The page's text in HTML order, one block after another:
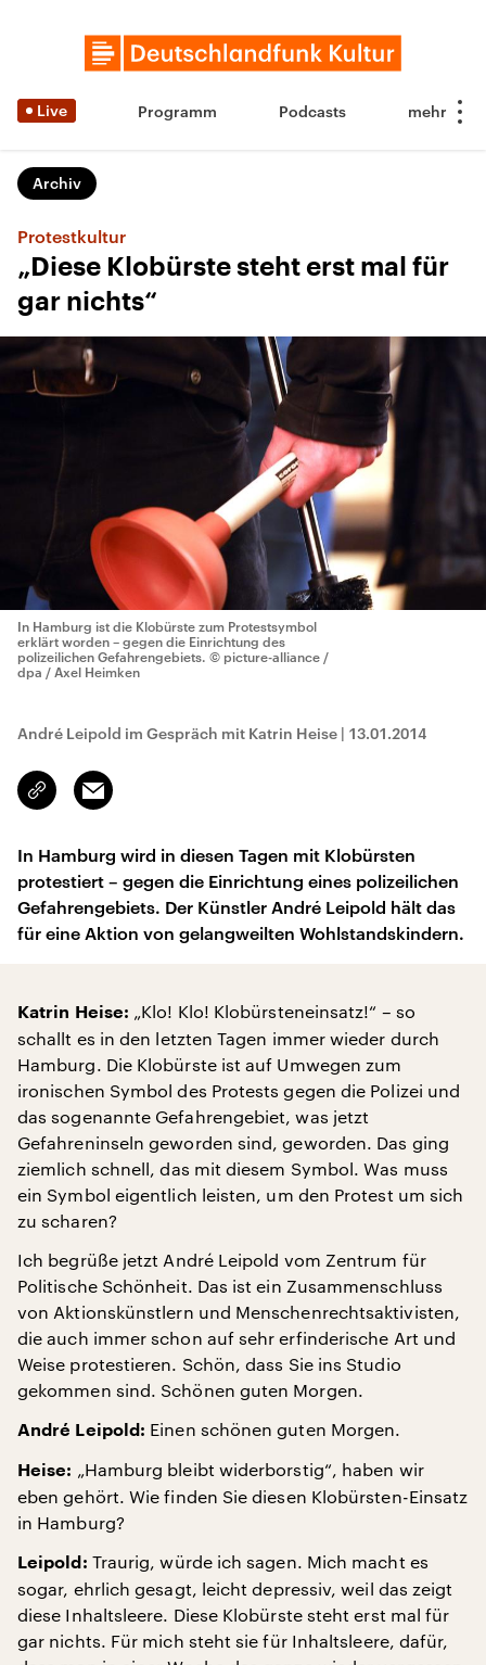
Live Programm Podcasts
Archiv
Protestkultur
„Diese Klobürste steht erst mal für
gar nichts“
In Hamburg ist die Klobürste zum Protestsymbol
erklärt worden – gegen die Einrichtung des
polizeilichen Gefahrengebiets. © picture-alliance /
dpa / Axel Heimken
André Leipold im Gespräch mit Katrin Heise | 13.01.2014
Link
kopieren/teilen
Email
In Hamburg wird in diesen Tagen mit Klobürsten
protestiert – gegen die Einrichtung eines polizeilichen
Gefahrengebiets. Der Künstler André Leipold hält das
für eine Aktion von gelangweilten Wohlstandskindern.
Katrin Heise: „Klo! Klo! Klobürsteneinsatz!“ – so
schallt es in den letzten Tagen immer wieder durch
Hamburg. Die Klobürste ist auf Umwegen zum
ironischen Symbol des Protests gegen die Polizei und
das sogenannte Gefahrengebiet, was jetzt
Gefahreninseln geworden sind, geworden. Das ging
ziemlich schnell, das mit diesem Symbol. Was muss
ein Symbol eigentlich leisten, um den Protest um sich
zu scharen?
Ich begrüße jetzt André Leipold vom Zentrum für
Politische Schönheit. Das ist ein Zusammenschluss
von Aktionskünstlern und Menschenrechtsaktivisten,
die auch immer schon auf sehr erfinderische Art und
Weise protestieren. Schön, dass Sie ins Studio
gekommen sind. Schönen guten Morgen.
André Leipold: Einen schönen guten Morgen.
Heise: „Hamburg bleibt widerborstig“, haben wir
eben gehört. Wie finden Sie diesen Klobürsten-Einsatz
in Hamburg?
Leipold: Traurig, würde ich sagen. Mich macht es
sogar, ehrlich gesagt, leicht depressiv, weil das zeigt
diese Inhaltsleere. Diese Klobürste steht erst mal für
gar nichts. Für mich steht sie für Inhaltsleere, dafür,